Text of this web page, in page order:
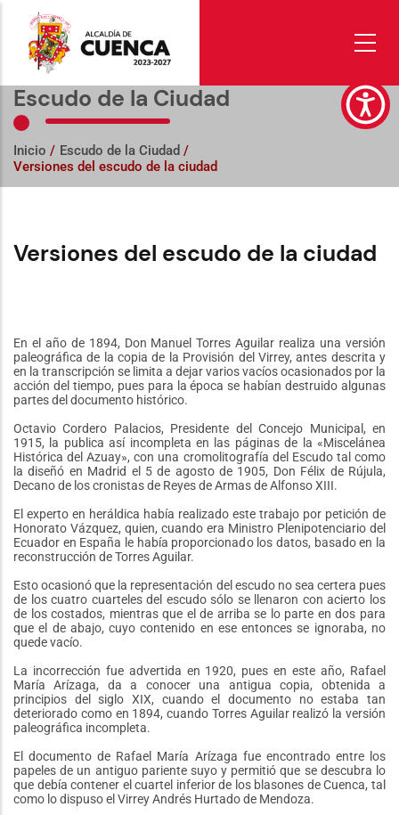
contenido
principal
Escudo de la Ciudad
Inicio / Escudo de la Ciudad /
Versiones del escudo de la ciudad
Versiones del escudo de la ciudad
En el año de 1894, Don Manuel Torres Aguilar realiza una versión
paleográfica de la copia de la Provisión del Virrey, antes descrita y
en la transcripción se limita a dejar varios vacíos ocasionados por la
acción del tiempo, pues para la época se habían destruido algunas
partes del documento histórico.
Octavio Cordero Palacios, Presidente del Concejo Municipal, en
1915, la publica así incompleta en las páginas de la «Miscelánea
Histórica del Azuay», con una cromolitografía del Escudo tal como
la diseñó en Madrid el 5 de agosto de 1905, Don Félix de Rújula,
Decano de los cronistas de Reyes de Armas de Alfonso XIII.
El experto en heráldica había realizado este trabajo por petición de
Honorato Vázquez, quien, cuando era Ministro Plenipotenciario del
Ecuador en España le había proporcionado los datos, basado en la
reconstrucción de Torres Aguilar.
Esto ocasionó que la representación del escudo no sea certera pues
de los cuatro cuarteles del escudo sólo se llenaron con acierto los
de los costados, mientras que el de arriba se lo parte en dos para
que el de abajo, cuyo contenido en ese entonces se ignoraba, no
quede vacío.
La incorrección fue advertida en 1920, pues en este año, Rafael
María Arízaga, da a conocer una antigua copia, obtenida a
principios del siglo XIX, cuando el documento no estaba tan
deteriorado como en 1894, cuando Torres Aguilar realizó la versión
paleográfica incompleta.
El documento de Rafael María Arízaga fue encontrado entre los
papeles de un antiguo pariente suyo y permitió que se descubra lo
que debía contener el cuartel inferior de los blasones de Cuenca, tal
como lo dispuso el Virrey Andrés Hurtado de Mendoza.